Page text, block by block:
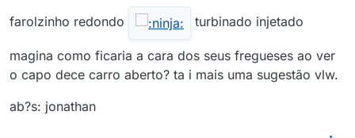
farolzinho redondo
turbinado injetado
magina como ficaria a cara dos seus fregueses ao ver
o capo dece carro aberto? ta i mais uma sugestão vlw.
ab?s: jonathan